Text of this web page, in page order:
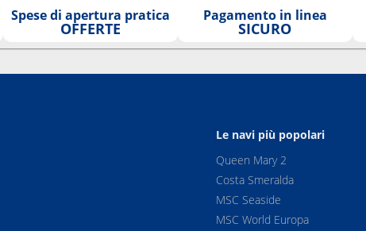
Spese di apertura pratica
OFFERTE
Pagamento in linea
SICURO
Le navi più popolari
Queen Mary 2
Costa Smeralda
MSC Seaside
MSC World Europa